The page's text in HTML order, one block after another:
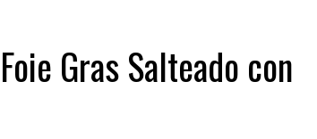
Gras Salteado con